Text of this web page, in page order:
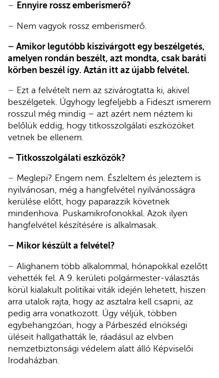
– Ennyire rossz emberismerő?
– Nem vagyok rossz emberismerő.
– Amikor legutóbb kiszivárgott egy beszélgetés,
amelyen rondán beszélt, azt mondta, csak baráti
körben beszél így. Aztán itt az újabb felvétel.
– Ezt a felvételt nem az szivárogtatta ki, akivel
beszélgetek. Úgyhogy legfeljebb a Fideszt ismerem
rosszul még mindig – azt azért nem néztem ki
belőlük eddig, hogy titkosszolgálati eszközöket
vetnek be ellenem.
– Titkosszolgálati eszközök?
– Meglepi? Engem nem. Észleltem és jeleztem is
nyilvánosan, még a hangfelvétel nyilvánosságra
kerülése előtt, hogy paparazzik követnek
mindenhova. Puskamikrofonokkal. Azok ilyen
hangfelvétel készítésére is alkalmasak.
– Mikor készült a felvétel?
– Alighanem több alkalommal, hónapokkal ezelőtt
vehették fel. A 9. kerületi polgármester-választás
körül kialakult politikai viták idején lehetett, hiszen
arra utalok rajta, hogy az asztalra kell csapni, az
pedig arra vonatkozott. Úgy véljük, többen
egybehangzóan, hogy a Párbeszéd elnökségi
üléseit hallgathatták le, ráadásul az elvben
nemzetbiztonsági védelem alatt álló Képviselői
Irodaházban.